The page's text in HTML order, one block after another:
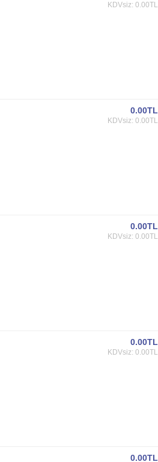
KDVsiz: 0.00TL
0.00TL
KDVsiz: 0.00TL
0.00TL
KDVsiz: 0.00TL
0.00TL
KDVsiz: 0.00TL
0.00TL